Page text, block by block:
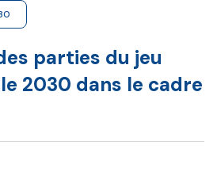
parties du jeu
2030 dans le cadre